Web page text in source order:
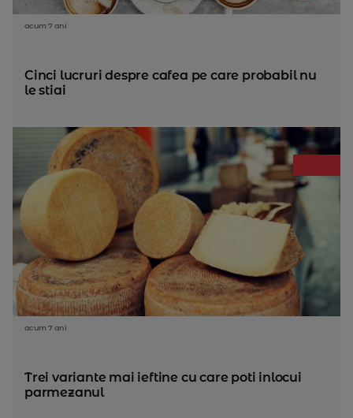
acum 7 ani
Cinci lucruri despre cafea pe care probabil nu
le stiai
acum 7 ani
Trei variante mai ieftine cu care poti inlocui
parmezanul